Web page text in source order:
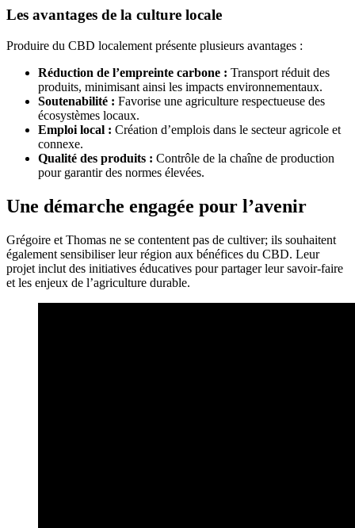
Les avantages de la culture locale
Produire du CBD localement présente plusieurs avantages :
Réduction de l’empreinte carbone : Transport réduit des
produits, minimisant ainsi les impacts environnementaux.
Soutenabilité : Favorise une agriculture respectueuse des
écosystèmes locaux.
Emploi local : Création d’emplois dans le secteur agricole et
connexe.
Qualité des produits : Contrôle de la chaîne de production
pour garantir des normes élevées.
Une démarche engagée pour l’avenir
Grégoire et Thomas ne se contentent pas de cultiver; ils souhaitent
également sensibiliser leur région aux bénéfices du CBD. Leur
projet inclut des initiatives éducatives pour partager leur savoir-faire
et les enjeux de l’agriculture durable.